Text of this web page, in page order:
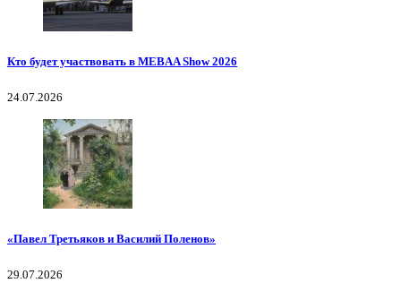
Кто будет участвовать в MEBAA Show 2026
24.07.2026
«Павел Третьяков и Василий Поленов»
29.07.2026